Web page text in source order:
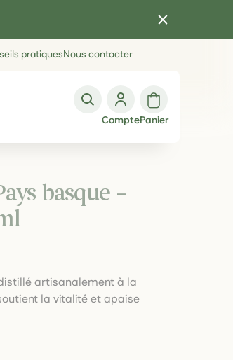
pratiquesNous contacter
ComptePanier
basque –
artisanalement à la
la vitalité et apaise